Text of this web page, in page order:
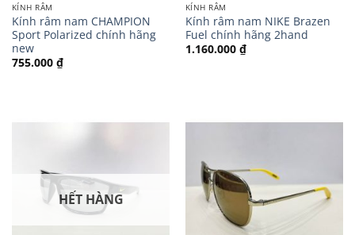
KÍNH RÂM
Kính râm nam CHAMPION
Sport Polarized chính hãng
new
755.000 ₫
KÍNH RÂM
Kính râm nam NIKE Brazen
Fuel chính hãng 2hand
1.160.000 ₫
HẾT HÀNG